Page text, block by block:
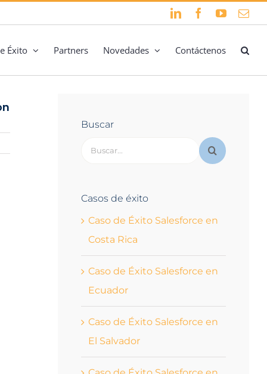
LinkedInFacebook
YouTube
Éxito Partners Novedades Contáctenos
Buscar
Buscar:
Casos de éxito
Caso de Éxito Salesforce en
Costa Rica
Caso de Éxito Salesforce en
Ecuador
Caso de Éxito Salesforce en
El Salvador